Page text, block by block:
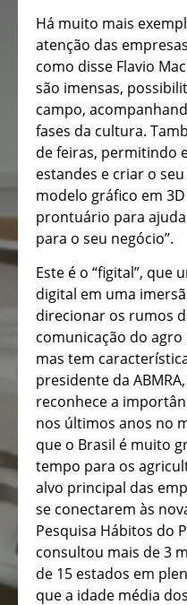
Há muito mais
atenção das
como disse Flavio
são imensas,
campo,
fases da cultura.
de feiras, permitindo
estandes e criar o
modelo gráfico em
prontuário para
para o seu negócio”.
Este é o “figital”, que
digital em uma
direcionar os rumos
comunicação do
mas tem
presidente da
reconhece a
nos últimos anos no
que o Brasil é muito
tempo para os
alvo principal das
se conectarem às
Pesquisa Hábitos do
consultou mais de 3
de 15 estados em
que a idade média